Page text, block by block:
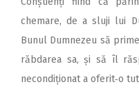
chemare, de a sluji lui
Bunul Dumnezeu să
răbdarea sa, și să îl
necondiționat a oferit‑o